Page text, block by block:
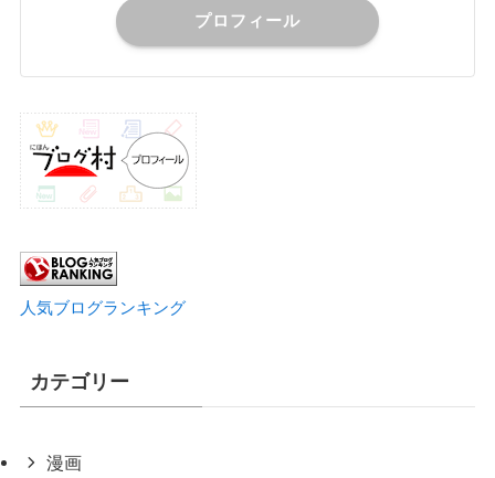
プロフィール
人気ブログランキング
カテゴリー
漫画